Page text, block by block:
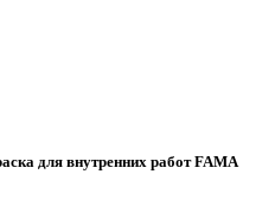
для внутренних работ FAMA